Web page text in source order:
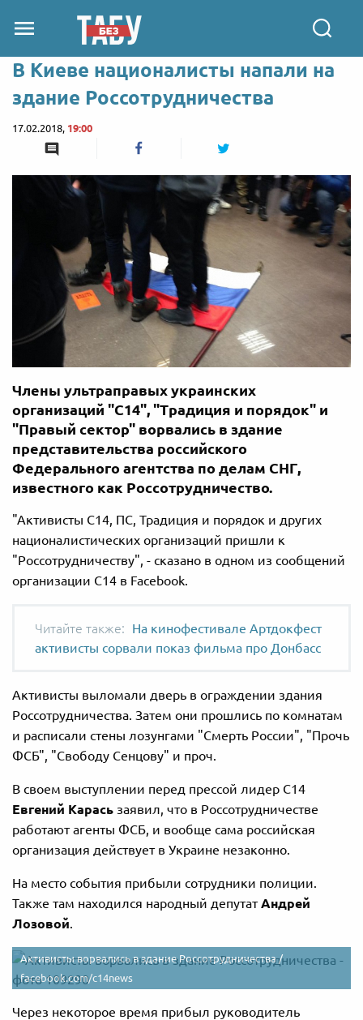
В Киеве националисты напали на
здание Россотрудничества
17.02.2018, 19:00
Члены ультраправых украинских
организаций "С14", "Традиция и порядок" и
"Правый сектор" ворвались в здание
представительства российского
Федерального агентства по делам СНГ,
известного как Россотрудничество.
"Активисты С14, ПС, Традиция и порядок и других
националистических организаций пришли к
"Россотрудничеству", - сказано в одном из сообщений
организации С14 в Facebook.
На кинофестивале Артдокфест
активисты сорвали показ фильма про Донбасс
Активисты выломали дверь в ограждении здания
Россотрудничества. Затем они прошлись по комнатам
и расписали стены лозунгами "Смерть России", "Прочь
ФСБ", "Свободу Сенцову" и проч.
В своем выступлении перед прессой лидер С14
Евгений Карась заявил, что в Россотрудничестве
работают агенты ФСБ, и вообще сама российская
организация действует в Украине незаконно.
На место события прибыли сотрудники полиции.
Также там находился народный депутатАндрей
Лозовой.
Активисты ворвались в здание Россотрудничества /
facebook.com/c14news
Через некоторое время прибыл руководитель